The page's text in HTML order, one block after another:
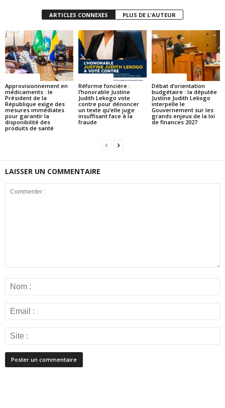
ARTICLES CONNEXES PLUS DE L'AUTEUR
Approvisionnement en
médicaments : le
Président de la
République exige des
mesures immédiates
pour garantir la
disponibilité des
produits de santé
Réforme foncière :
l’honorable Justine
Judith Lekogo vote
contre pour dénoncer
un texte qu’elle juge
insuffisant face à la
fraude
Débat d’orientation
budgétaire : la députée
Justine Judith Lekogo
interpelle le
Gouvernement sur les
grands enjeux de la loi
de finances 2027
LAISSER UN COMMENTAIRE